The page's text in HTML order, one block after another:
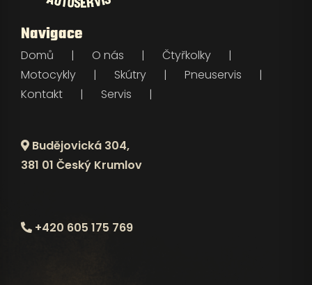
Navigace
Domů O nás
Čtyřkolky
Motocykly
Skútry
Pneuservis
Kontakt
Servis
Budějovická 304,
381 01 Český Krumlov
+420 605 175 769